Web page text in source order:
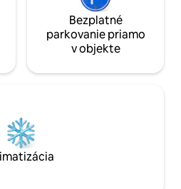
Bezplatné
parkovanie priamo
v objekte